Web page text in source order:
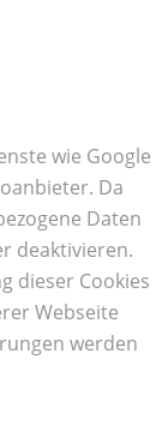
wie Google
Da
Daten
deaktivieren.
dieser Cookies
Webseite
werden